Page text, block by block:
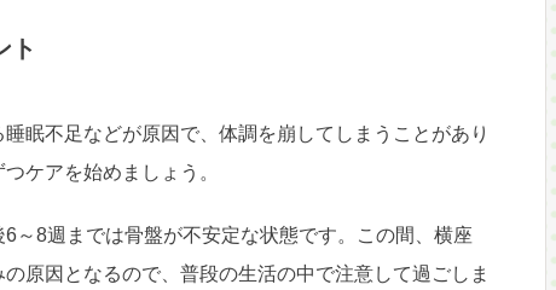
ト
眠不足などが原因で、体調を崩してしまうことがあり
ケアを始めましょう。
～8週までは骨盤が不安定な状態です。この間、横座
原因となるので、普段の生活の中で注意して過ごしま